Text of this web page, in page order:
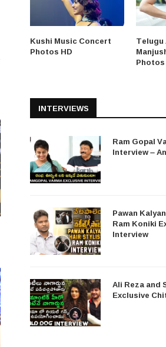
Kushi Music Concert
Photos HD
Photos
INTERVIEWS
Ram Gopal
Interview –
Pawan
Ram Koniki
Interview
Ali Reza and
Exclusive